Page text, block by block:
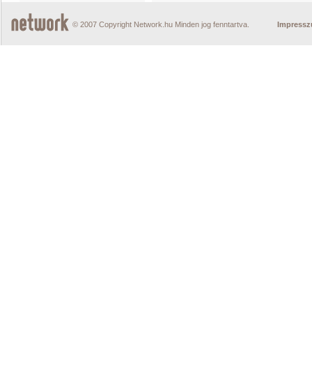
© 2007 Copyright Network.hu Minden jog fenntartva.